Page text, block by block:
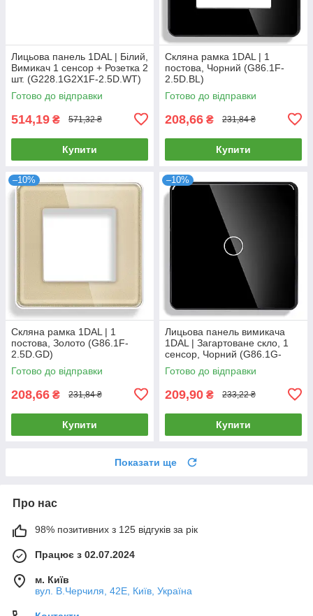
Лицьова панель 1DAL | Білий,
Вимикач 1 сенсор + Розетка 2
шт. (G228.1G2X1F-2.5D.WT)
Готово до відправки
514,19 ₴ 571,32 ₴
Купити
Скляна рамка 1DAL | 1
постова, Чорний (G86.1F-
2.5D.BL)
Готово до відправки
208,66 ₴ 231,84 ₴
Купити
–10%
Скляна рамка 1DAL | 1
постова, Золото (G86.1F-
2.5D.GD)
Готово до відправки
208,66 ₴ 231,84 ₴
Купити
–10%
Лицьова панель вимикача
1DAL | Загартоване скло, 1
сенсор, Чорний (G86.1G-
2.5D.BL)
Готово до відправки
209,90 ₴ 233,22 ₴
Купити
Показати ще
Про нас
98% позитивних з 125 відгуків за рік
Працює з 02.07.2024
м. Київ
вул. В.Черчиля, 42Е, Київ, Україна